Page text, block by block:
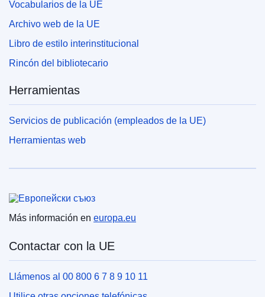
Vocabularios de la UE
Archivo web de la UE
Libro de estilo interinstitucional
Rincón del bibliotecario
Herramientas
Servicios de publicación (empleados de la UE)
Herramientas web
Más información en europa.eu
Contactar con la UE
Llámenos al 00 800 6 7 8 9 10 11